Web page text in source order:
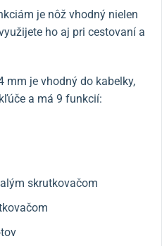
je nôž vhodný nielen
ho aj pri cestovaní a
mm je vhodný do kabelky,
a má 9 funkcií:
skrutkovačom